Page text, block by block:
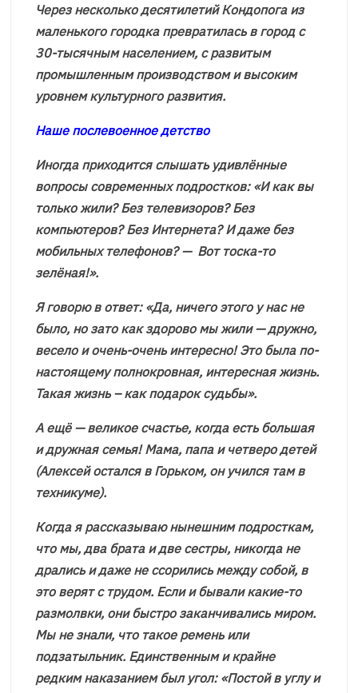
Через несколько десятилетий Кондопога из
маленького городка превратилась в город с
30-тысячным населением, с развитым
промышленным производством и высоким
уровнем культурного развития.
Наше послевоенное детство
Иногда приходится слышать удивлённые
вопросы современных подростков: «И как вы
только жили? Без телевизоров? Без
компьютеров? Без Интернета? И даже без
мобильных телефонов? — Вот тоска-то
зелёная!».
Я говорю в ответ: «Да, ничего этого у нас не
было, но зато как здорово мы жили — дружно,
весело и очень-очень интересно! Это была по-
настоящему полнокровная, интересная жизнь.
Такая жизнь – как подарок судьбы».
А ещё — великое счастье, когда есть большая
и дружная семья! Мама, папа и четверо детей
(Алексей остался в Горьком, он учился там в
техникуме).
Когда я рассказываю нынешним подросткам,
что мы, два брата и две сестры, никогда не
дрались и даже не ссорились между собой, в
это верят с трудом. Если и бывали какие-то
размолвки, они быстро заканчивались миром.
Мы не знали, что такое ремень или
подзатыльник. Единственным и крайне
редким наказанием был угол: «Постой в углу и